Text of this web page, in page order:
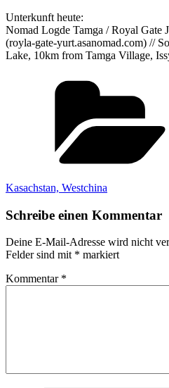
Unterkunft heute:
Nomad Logde Tamga / Royal Gate
(royla-gate-yurt.asanomad.com) //
Lake, 10km from Tamga Village,
Kasachstan, Westchina
Schreibe einen Kommentar
Deine E-Mail-Adresse wird nicht
Felder sind mit * markiert
Kommentar *